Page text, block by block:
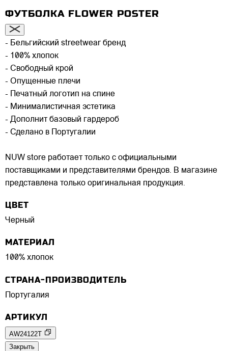
ФУТБОЛКА FLOWER POSTER
- Бельгийский streetwear бренд
- 100% хлопок
- Свободный крой
- Опущенные плечи
- Печатный логотип на спине
- Минималистичная эстетика
- Дополнит базовый гардероб
- Сделано в Португалии
NUW store работает только с официальными
поставщиками и представителями брендов. В магазине
представлена только оригинальная продукция.
ЦВЕТ
Черный
МАТЕРИАЛ
100% хлопок
СТРАНА-ПРОИЗВОДИТЕЛЬ
Португалия
АРТИКУЛ
AW24122T
Закрыть